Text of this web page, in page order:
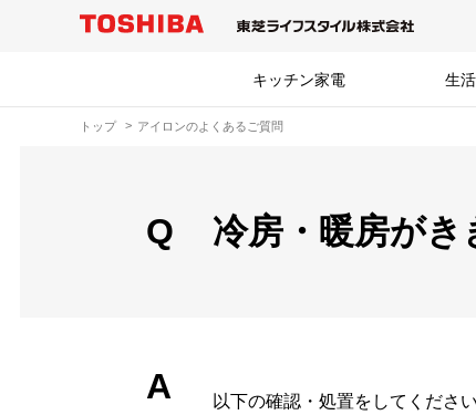
キッチン家電 生
トップ アイロンのよくあるご質問
Q 冷房・暖房がき
A 以下の確認・処置をしてください